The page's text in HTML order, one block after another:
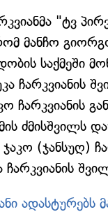
"ტვ
მანჩო
საქმეში
ჩარკვიანის
ჩარკვიანის
ძმისშვილს
(ჯანსუღ)
ჩარკვიანის
ადასტურებს